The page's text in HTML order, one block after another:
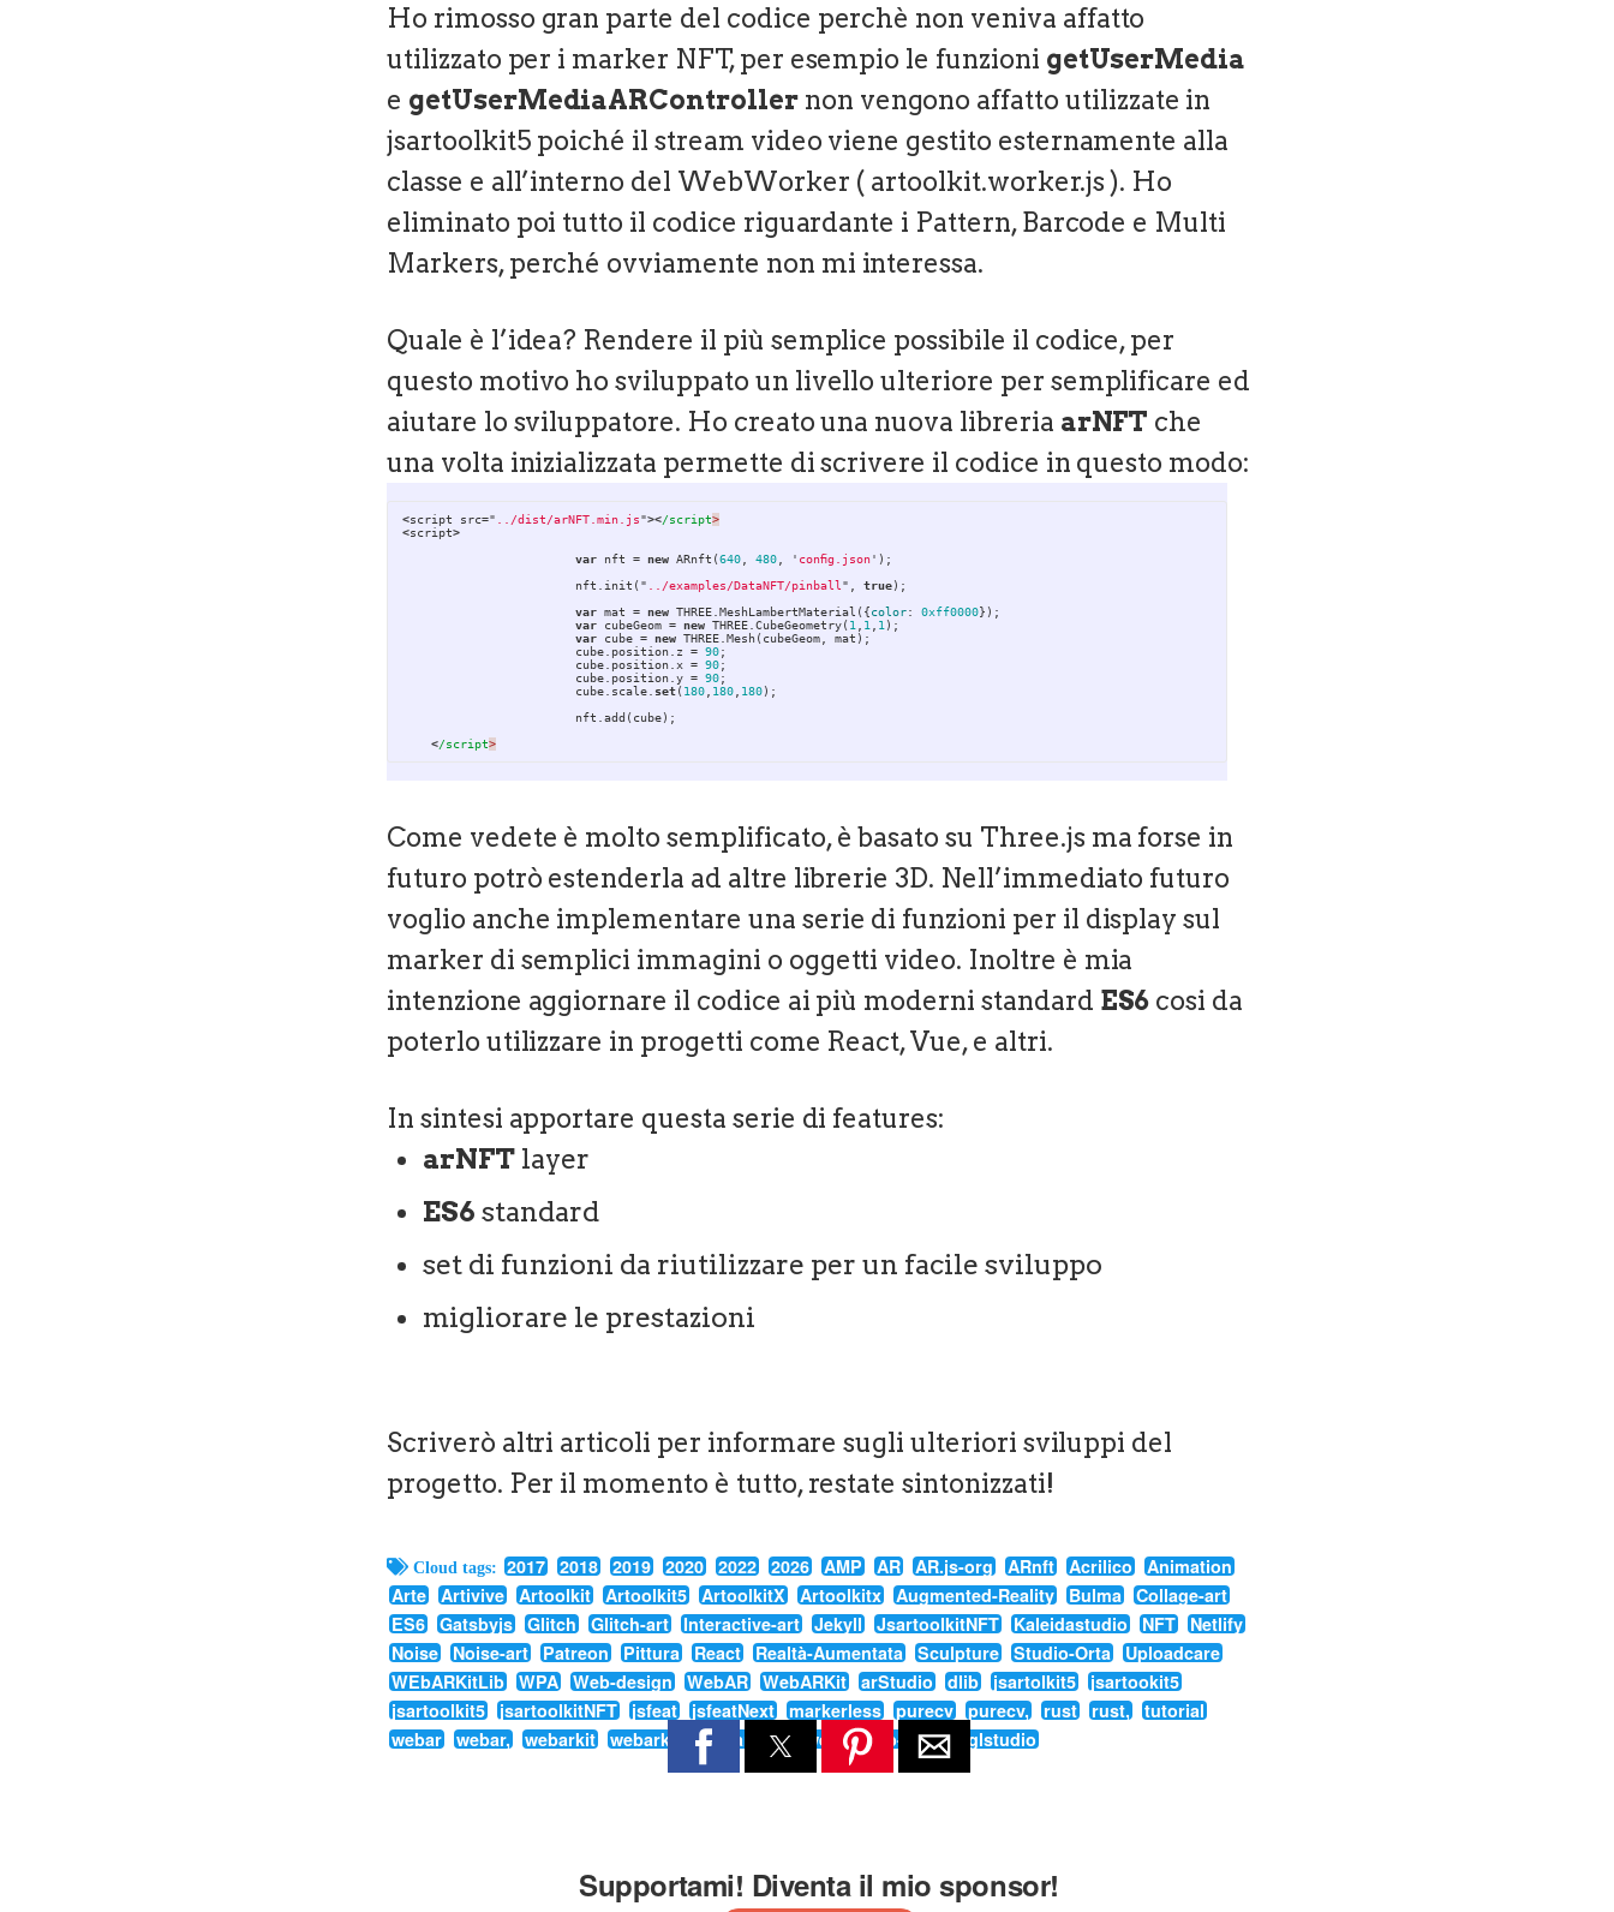
Ho rimosso gran parte del codice perchè non veniva affatto
utilizzato per i marker NFT, per esempio le funzioni getUserMedia
e getUserMediaARControllernon vengono affatto utilizzate in
jsartoolkit5 poiché il stream video viene gestito esternamente alla
classe e all’interno del WebWorker ( artoolkit.worker.js ). Ho
eliminato poi tutto il codice riguardante i Pattern, Barcode e Multi
Markers, perché ovviamente non mi interessa.
Quale è l’idea? Rendere il più semplice possibile il codice, per
questo motivo ho sviluppato un livello ulteriore per semplificare ed
aiutare lo sviluppatore. Ho creato una nuova libreria arNFT che
una volta inizializzata permette di scrivere il codice in questo modo:
<script src=" ../dist/arNFT.min.js"></script
<script>
var
nft = new ARnft (640 480 ' config.json' );
nft
init ( " ../examples/DataNFT/pinball " true);
var mat = new THREE MeshLambertMaterial ({color: 0xff0000});
var
cubeGeom = new THREE CubeGeometry( 1 1 1 );
var
cube = new THREE Mesh( cubeGeom mat );
cube
position z = 90;
cube
position x = 90;
cube
position y = 90;
cube
scale set( 180 180 180);
nft
add ( cube);
</script
Come vedete è molto semplificato, è basato su Three.js ma forse in
futuro potrò estenderla ad altre librerie 3D. Nell’immediato futuro
voglio anche implementare una serie di funzioni per il display sul
marker di semplici immagini o oggetti video. Inoltre è mia
intenzione aggiornare il codice ai più moderni standard ES6 cosi da
poterlo utilizzare in progetti come React, Vue, e altri.
In sintesi apportare questa serie di features:
arNFT layer
ES6 standard
set di funzioni da riutilizzare per un facile sviluppo
migliorare le prestazioni
Scriverò altri articoli per informare sugli ulteriori sviluppi del
progetto. Per il momento è tutto, restate sintonizzati!
Cloud tags: 2017 2018 2019 2020 2022 2026 AMP AR AR.js-org ARnft Acrilico Animation
Arte Artivive Artoolkit Artoolkit5 ArtoolkitX Artoolkitx Augmented-Reality Bulma Collage-art
ES6 Gatsbyjs Glitch Glitch-art Interactive-art Jekyll JsartoolkitNFT Kaleidastudio NFT Netlify
Noise Noise-art Patreon Pittura React Realtà-Aumentata Sculpture Studio-Orta Uploadcare
WEbARKitLib WPA Web-design WebAR WebARKit arStudio dlib jsartolkit5 jsartookit5
jsartoolkit5 jsartoolkitNFT jsfeat jsfeatNext markerless purecv purecv, rust rust, tutorial
webar webar, webarkit webarkit, webarkitlib webarkitlib-rs webglstudio
Supportami! Diventa il mio sponsor!